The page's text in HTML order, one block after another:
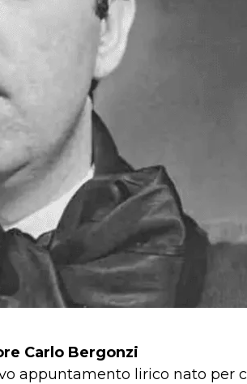
Carlo Bergonzi
appuntamento lirico nato per